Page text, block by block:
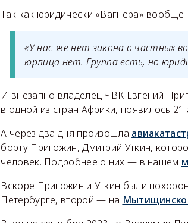
Так как юридически «Вагнера» вообще
«У нас же нет закона о частных
юрлица нет. Группа есть, но
И внезапно владелец ЧВК Евгений
в одной из стран Африки, появилось 21
А через два дня произошла
борту Пригожин, Дмитрий Уткин,
человек. Подробнее о них — в нашем
Вскоре Пригожин и Уткин были
Петербурге, второй — на